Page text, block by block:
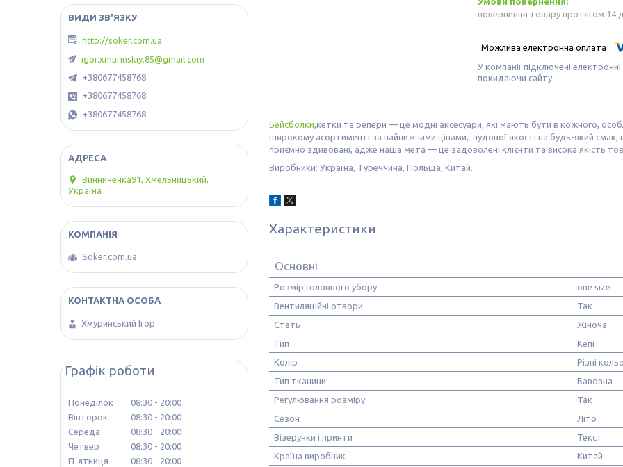
повернення товару протягом 14
У компанії підключені
покидаючи сайту.
Бейсболки ,кетки та репери — це модні аксесуари, які мають бути в кожного,
широкому асортименті за найнижчими цінами, чудової якості на будь-який смак,
приємно здивовані, адже наша мета — це задоволені клієнти та висока якість
Виробники: Україна, Туреччина, Польща, Китай.
Характеристики
Основні
Розмір головного убору
one size
Вентиляційні отвори
Так
Стать
Жіноча
Тип
Кепі
Колір
Різні
Тип тканини
Бавовна
Регулювання розміру
Так
Сезон
Літо
Візерунки і принти
Текст
Країна виробник
Китай
http://soker.com.ua
igor.xmurinskiy.85@gmail.com
+380677458768
+380677458768
+380677458768
Винниченка91, Хмельницький,
Україна
Soker.com.ua
Хмуринський Ігор
Графік роботи
Понеділок 08:30
20:00
Вівторок
08:30
20:00
Середа
08:30
20:00
Четвер
08:30
20:00
Пʼятниця
08:30
20:00